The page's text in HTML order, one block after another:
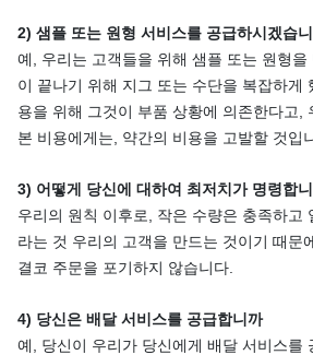
2) 샘플 또는 원형 서비스를 공급하시겠습
예, 우리는 고객들을 위해 샘플 또는 원형
이 끝나기 위해 지그 또는 수단을 복잡하게
용을 위해 그것이 부품 상황에 의존한다고,
본 비용에게는, 약간의 비용을 고발할 것입
3) 어떻게 당신에 대하여 최저치가 명령합
우리의 원칙 이후로, 작은 수량은 충족하고
라는 것 우리의 고객을 만드는 것이기 때문
결코 주문을 포기하지 않습니다.
4) 당신은 배달 서비스를 공급합니까
예, 당신이 우리가 당신에게 배달 서비스를